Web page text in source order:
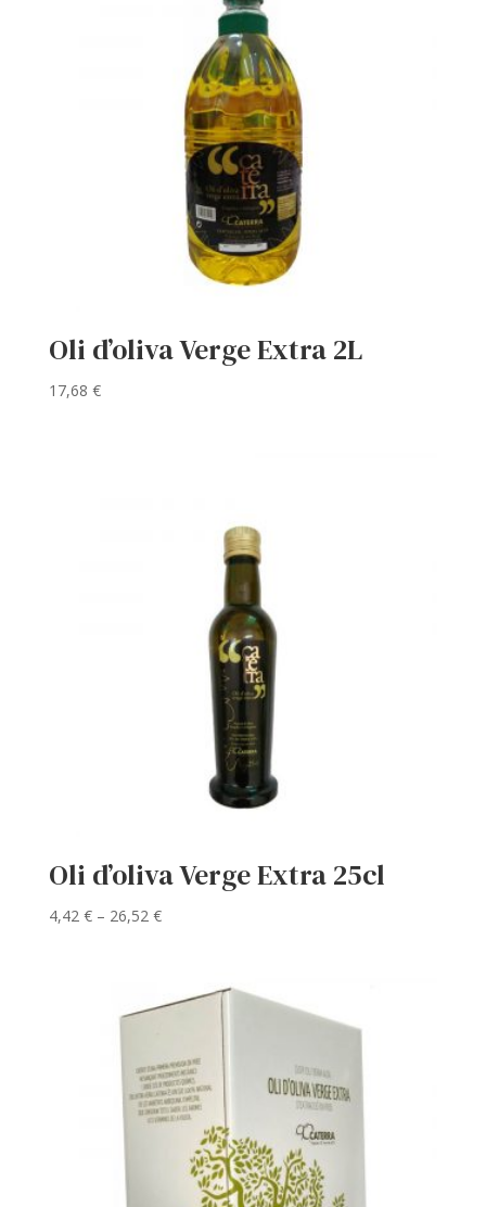
Oli d’oliva Verge Extra 2L
17,68 €
Oli d’oliva Verge Extra 25cl
4,42 € – 26,52 €Interval
4,42 €
a